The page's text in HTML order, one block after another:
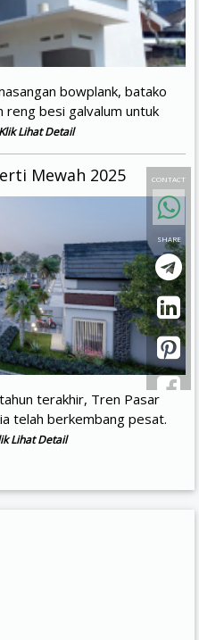
CONTACT
SHARE
bowplank, batako
besi galvalum untuk
Klik Lihat Detail
Mewah 2025
terakhir, Tren Pasar
telah berkembang pesat.
Lihat Detail